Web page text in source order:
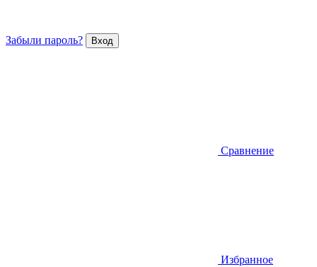
Забыли пароль?
Сравнение
Избранное